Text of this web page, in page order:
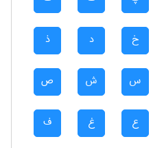
خ د ذ
س ش ص
ع غ ف